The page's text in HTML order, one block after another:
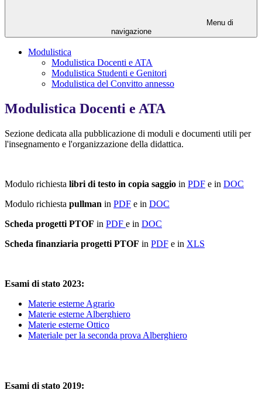
Menu di
navigazione
Modulistica
Modulistica Docenti e ATA
Modulistica Studenti e Genitori
Modulistica del Convitto annesso
Modulistica Docenti e ATA
Sezione dedicata alla pubblicazione di moduli e documenti utili per
l'insegnamento e l'organizzazione della didattica.
Modulo richiesta libri di testo in copia saggio in PDF e in DOC
Modulo richiesta pullman in PDF e in DOC
Scheda progetti PTOF in PDF e in DOC
Scheda finanziaria progetti PTOF in PDF e in XLS
Esami di stato 2023:
Materie esterne Agrario
Materie esterne Alberghiero
Materie esterne Ottico
Materiale per la seconda prova Alberghiero
Esami di stato 2019: